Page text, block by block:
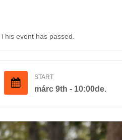
This event has passed.
START
márc 9th - 10:00de.